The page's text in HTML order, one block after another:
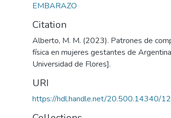
EMBARAZO
Citation
Alberto, M. M. (2023). Patrones de
física en mujeres gestantes de
Universidad de Flores].
URI
https://hdl.handle.net/20.500.14340/